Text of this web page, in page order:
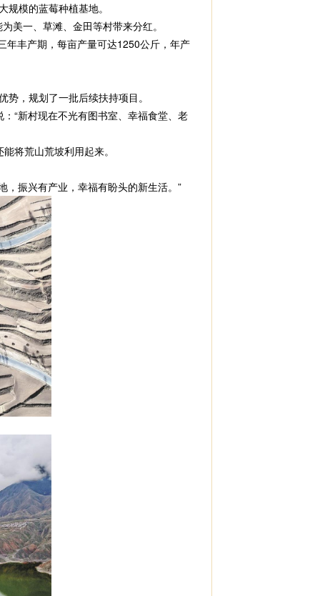
模的蓝莓种植基地。
一、草滩、金田等村带来分红。
丰产期，每亩产量可达1250公斤，年产
，规划了一批后续扶持项目。
“新村现在不光有图书室、幸福食堂、老
将荒山荒坡利用起来。
振兴有产业，幸福有盼头的新生活。”